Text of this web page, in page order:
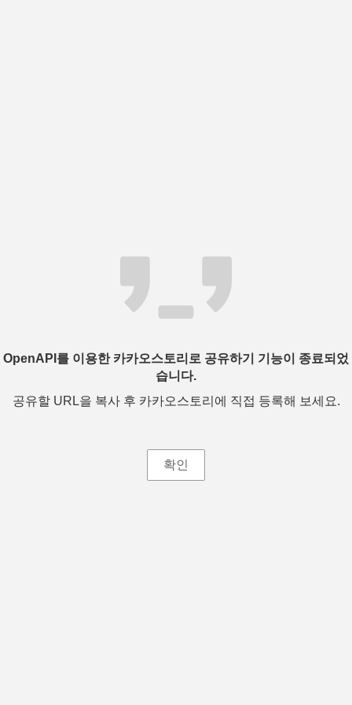
OpenAPI를 이용한 카카오스토리로 공유하기 기능이 종료되었
습니다.
공유할 URL을 복사 후 카카오스토리에 직접 등록해 보세요.
확인